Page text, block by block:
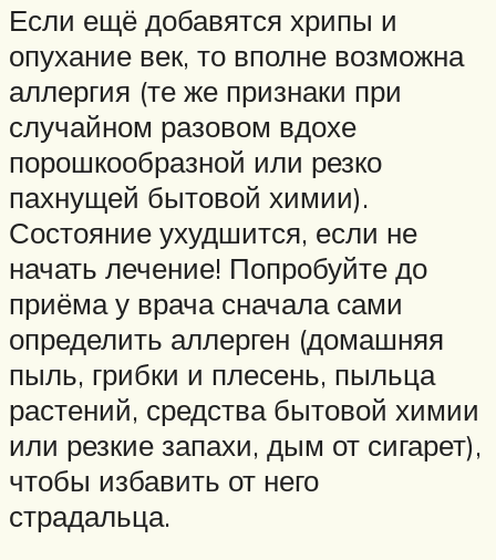
Если ещё добавятся хрипы и
опухание век, то вполне возможна
аллергия (те же признаки при
случайном разовом вдохе
порошкообразной или резко
пахнущей бытовой химии).
Состояние ухудшится, если не
начать лечение! Попробуйте до
приёма у врача сначала сами
определить аллерген (домашняя
пыль, грибки и плесень, пыльца
растений, средства бытовой химии
или резкие запахи, дым от сигарет),
чтобы избавить от него
страдальца.